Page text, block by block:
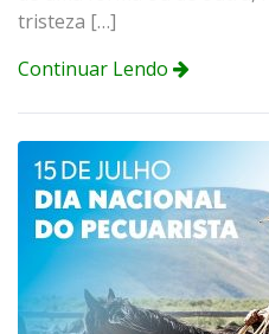
tristeza […]
Continuar Lendo